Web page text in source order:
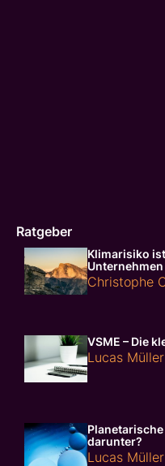
Ratgeber
Klimarisiko
Christophe
VSME – Die
Lucas Müller
darunter?
Lucas Müller